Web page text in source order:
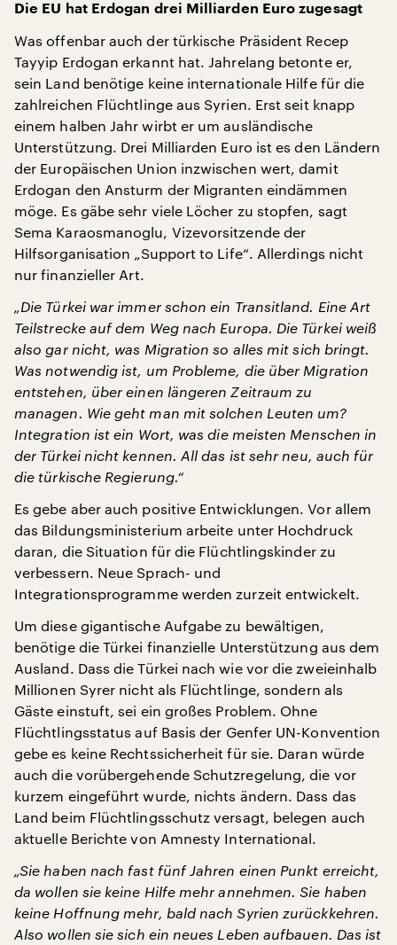
Die EU hat Erdogan drei Milliarden Euro zugesagt
Was offenbar auch der türkische Präsident Recep
Tayyip Erdogan erkannt hat. Jahrelang betonte er,
sein Land benötige keine internationale Hilfe für die
zahlreichen Flüchtlinge aus Syrien. Erst seit knapp
einem halben Jahr wirbt er um ausländische
Unterstützung. Drei Milliarden Euro ist es den Ländern
der Europäischen Union inzwischen wert, damit
Erdogan den Ansturm der Migranten eindämmen
möge. Es gäbe sehr viele Löcher zu stopfen, sagt
Sema Karaosmanoglu, Vizevorsitzende der
Hilfsorganisation „Support to Life“. Allerdings nicht
nur finanzieller Art.
„Die Türkei war immer schon ein Transitland. Eine Art
Teilstrecke auf dem Weg nach Europa. Die Türkei weiß
also gar nicht, was Migration so alles mit sich bringt.
Was notwendig ist, um Probleme, die über Migration
entstehen, über einen längeren Zeitraum zu
managen. Wie geht man mit solchen Leuten um?
Integration ist ein Wort, was die meisten Menschen in
der Türkei nicht kennen. All das ist sehr neu, auch für
die türkische Regierung.“
Es gebe aber auch positive Entwicklungen. Vor allem
das Bildungsministerium arbeite unter Hochdruck
daran, die Situation für die Flüchtlingskinder zu
verbessern. Neue Sprach- und
Integrationsprogramme werden zurzeit entwickelt.
Um diese gigantische Aufgabe zu bewältigen,
benötige die Türkei finanzielle Unterstützung aus dem
Ausland. Dass die Türkei nach wie vor die zweieinhalb
Millionen Syrer nicht als Flüchtlinge, sondern als
Gäste einstuft, sei ein großes Problem. Ohne
Flüchtlingsstatus auf Basis der Genfer UN-Konvention
gebe es keine Rechtssicherheit für sie. Daran würde
auch die vorübergehende Schutzregelung, die vor
kurzem eingeführt wurde, nichts ändern. Dass das
Land beim Flüchtlingsschutz versagt, belegen auch
aktuelle Berichte von Amnesty International.
„Sie haben nach fast fünf Jahren einen Punkt erreicht,
da wollen sie keine Hilfe mehr annehmen. Sie haben
keine Hoffnung mehr, bald nach Syrien zurückkehren.
Also wollen sie sich ein neues Leben aufbauen. Das ist